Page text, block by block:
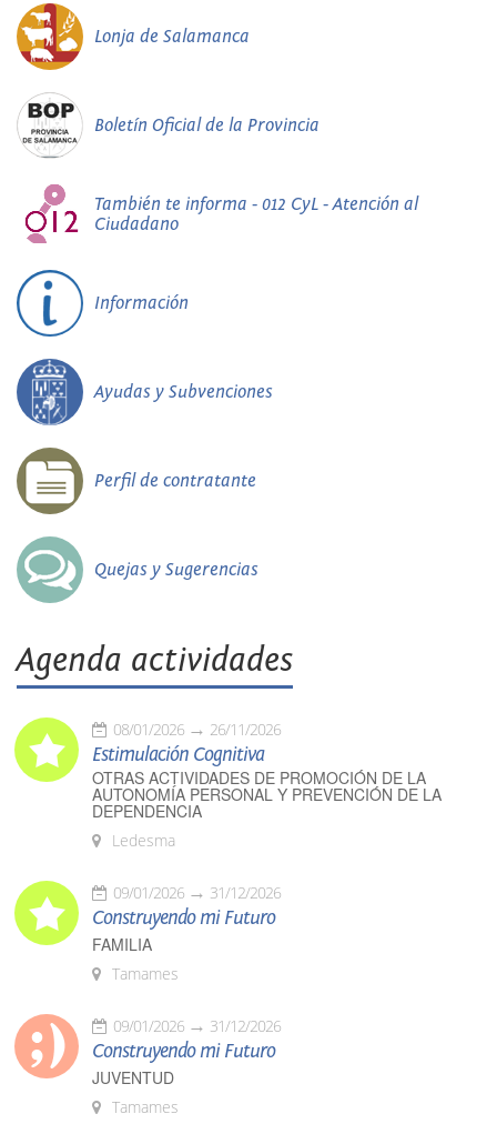
Lonja de Salamanca
Boletín Oficial de la Provincia
También te informa - 012 CyL - Atención al
Ciudadano
Información
Ayudas y Subvenciones
Perfil de contratante
Quejas y Sugerencias
Agenda actividades
08/01/2026 26/11/2026
Estimulación Cognitiva
OTRAS ACTIVIDADES DE PROMOCIÓN DE LA
AUTONOMÍA PERSONAL Y PREVENCIÓN DE LA
DEPENDENCIA
Ledesma
09/01/2026 31/12/2026
Construyendo mi Futuro
FAMILIA
Tamames
09/01/2026 31/12/2026
Construyendo mi Futuro
JUVENTUD
Tamames